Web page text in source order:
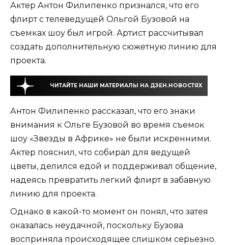
Актер Антон Филипенко признался, что его
флирт с телеведущей Ольгой Бузовой на
съемках шоу был игрой. Артист рассчитывал
создать дополнительную сюжетную линию для
проекта.
ЧИТАЙТЕ НАШИ МАТЕРИАЛЫ НА ДЗЕН.НОВОСТЯХ
Антон Филипенко рассказал, что его знаки
внимания к Ольге Бузовой во время съемок
шоу «Звезды в Африке» не были искренними.
Актер пояснил, что собирал для ведущей
цветы, делился едой и поддерживал общение,
надеясь превратить легкий флирт в забавную
линию для проекта.
Однако в какой-то момент он понял, что затея
оказалась неудачной, поскольку Бузова
восприняла происходящее слишком серьезно.